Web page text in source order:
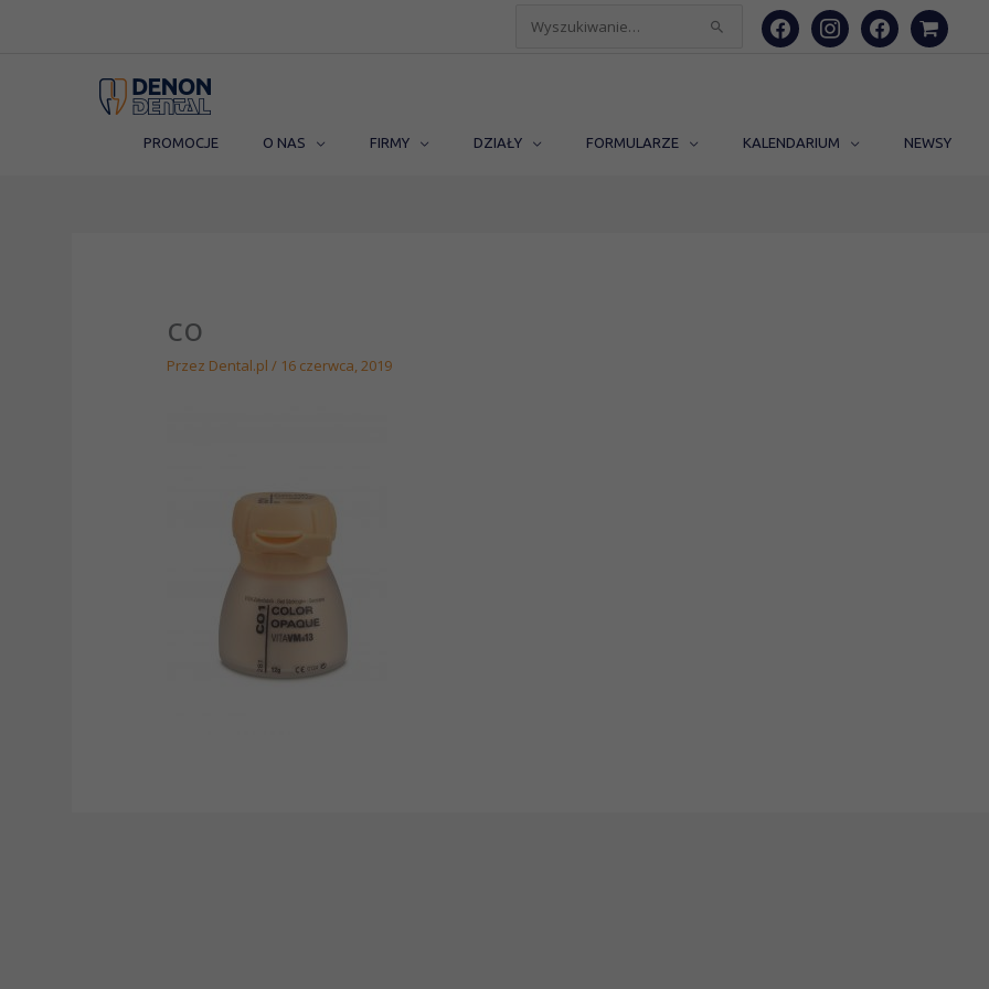
Szukaj
facebookinstagramfacebookshopping-
PROMOCJE O NAS FIRMY DZIAŁY FORMULARZE KALENDARIUM NEWSY
co
Przez Dental.pl/ 16 czerwca, 2019